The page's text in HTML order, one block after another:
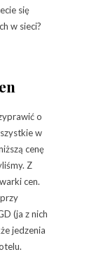
się
w sieci?
o
w
cenę
Z
cen.
(ja z nich
jedzenia